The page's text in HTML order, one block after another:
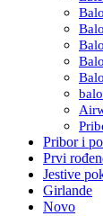
Pribor i
Prvi
Jestive
Girlande
Novo